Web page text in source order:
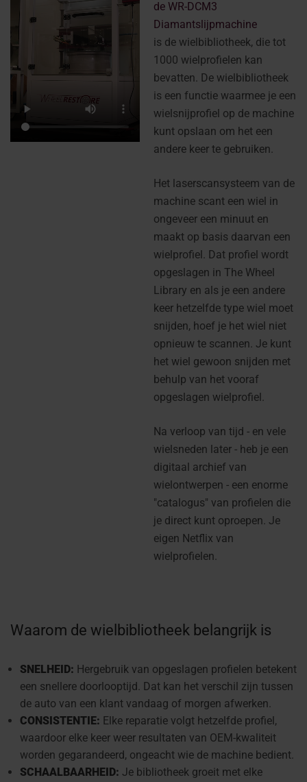
de WR-DCM3
Diamantslijpmachine
is de wielbibliotheek, die tot
1000 wielprofielen kan
bevatten. De wielbibliotheek
is een functie waarmee je een
wielsnijprofiel op de machine
kunt opslaan om het een
andere keer te gebruiken.
Het laserscansysteem van de
machine scant een wiel in
ongeveer een minuut en
maakt op basis daarvan een
wielprofiel. Dat profiel wordt
opgeslagen in The Wheel
Library en als je een andere
keer hetzelfde type wiel moet
snijden, hoef je het wiel niet
opnieuw te scannen. Je kunt
het wiel gewoon snijden met
behulp van het vooraf
opgeslagen wielprofiel.
Na verloop van tijd - en vele
wielsneden later - heb je een
digitaal archief van
wielontwerpen - een enorme
"catalogus" van profielen die
je direct kunt oproepen. Je
eigen Netflix van
wielprofielen.
Waarom de wielbibliotheek belangrijk is
SNELHEID: Hergebruik van opgeslagen profielen betekent
een snellere doorlooptijd. Dat kan het verschil zijn tussen
de auto van een klant vandaag of morgen afwerken.
CONSISTENTIE: Elke reparatie volgt hetzelfde profiel,
waardoor elke keer weer resultaten van OEM-kwaliteit
worden gegarandeerd, ongeacht wie de machine bedient.
SCHAALBAARHEID: Je bibliotheek groeit met elke